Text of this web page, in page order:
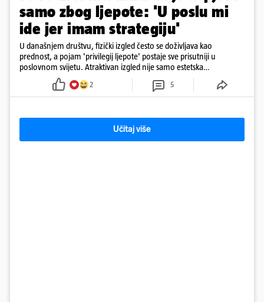
samo zbog ljepote: 'U poslu mi
ide jer imam strategiju'
U današnjem društvu, fizički izgled često se doživljava kao
prednost, a pojam 'privilegij ljepote' postaje sve prisutniji u
poslovnom svijetu. Atraktivan izgled nije samo estetska
karakteristika
2 5
Učitaj više